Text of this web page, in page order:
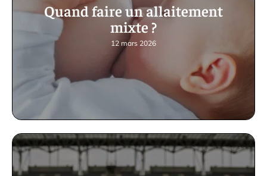
Quand faire un allaitement
mixte ?
12 mars 2026